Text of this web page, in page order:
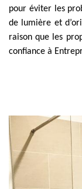
pour éviter les
de lumière et
raison que les
confiance à